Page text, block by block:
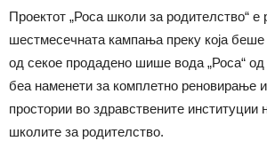
Проектот „Роса школи за родителство“ е
шестмесечната кампања преку која
од секое продадено шише вода „Роса“
беа наменети за комплетно реновирање
простории во здравствените институции
школите за родителство.